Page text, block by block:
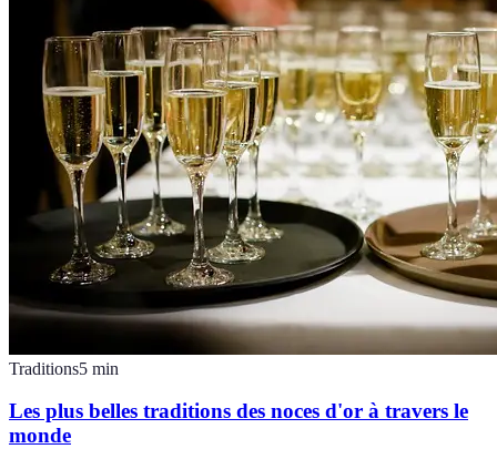
Traditions5 min
Les plus belles traditions des noces d'or à travers le
monde